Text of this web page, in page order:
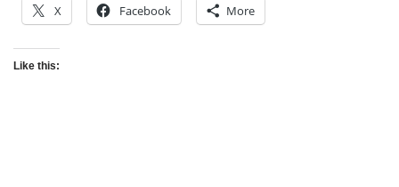
X Facebook More
Like this: